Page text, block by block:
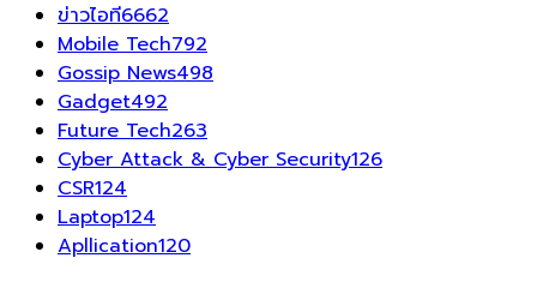
ข่าวไอที6662
Mobile Tech792
Gossip News498
Gadget492
Future Tech263
Cyber Attack & Cyber Security126
CSR124
Laptop124
Apllication120